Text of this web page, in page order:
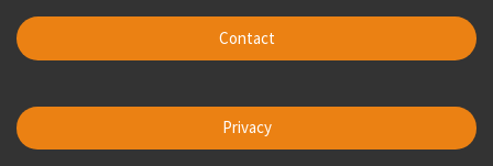
Contact
Privacy